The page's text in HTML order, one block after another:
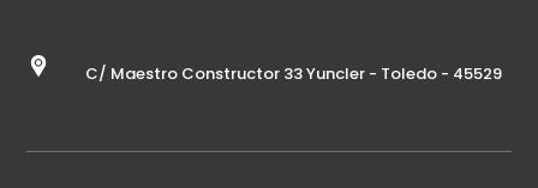
C/ Maestro Constructor 33 Yuncler - Toledo - 45529